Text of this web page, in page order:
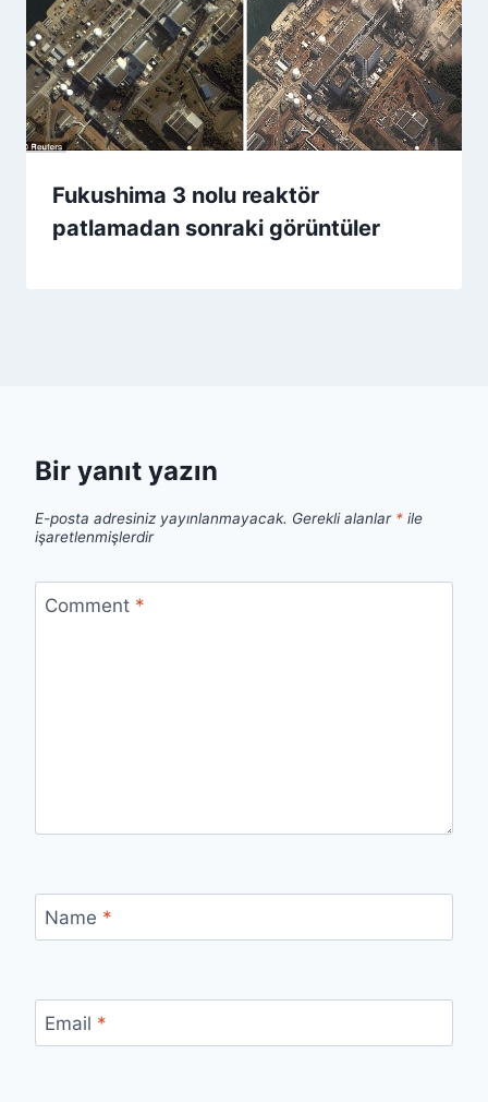
Fukushima 3 nolu reaktör
patlamadan sonraki görüntüler
Bir yanıt yazın
E-posta adresiniz yayınlanmayacak. Gerekli alanlar * ile
işaretlenmişlerdir
Comment *
Name *
Email *